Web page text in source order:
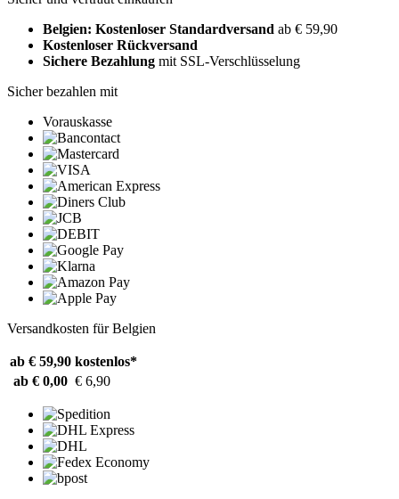
Belgien: Kostenloser Standardversand ab € 59,90
Kostenloser Rückversand
Sichere Bezahlung mit SSL-Verschlüsselung
Sicher bezahlen mit
Vorauskasse
Versandkosten für Belgien
ab € 59,90 kostenlos*
ab € 0,00 € 6,90